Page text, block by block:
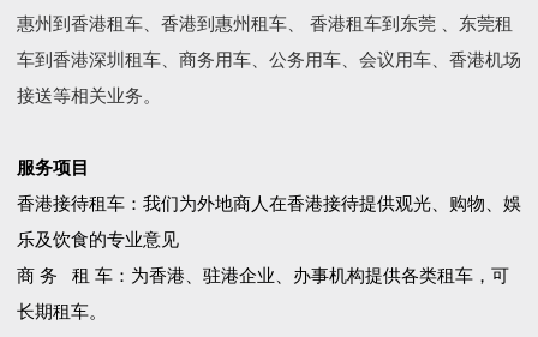
惠州到香港租车、香港到惠州租车、 香港租车到东莞 、东莞租
车到香港深圳租车、商务用车、公务用车、会议用车、香港机场
接送等相关业务。
服务项目
香港接待租车：我们为外地商人在香港接待提供观光、购物、娛
乐及饮食的专业意见
商 务 租 车：为香港、驻港企业、办事机构提供各类租车，可
长期租车。